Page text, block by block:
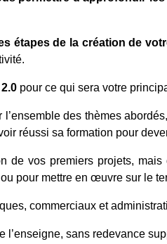
étapes de la création de
pour ce qui sera votre
des thèmes
réussi sa formation pour
de vos premiers projets,
pour mettre en œuvre sur le
commerciaux et
sans redevance